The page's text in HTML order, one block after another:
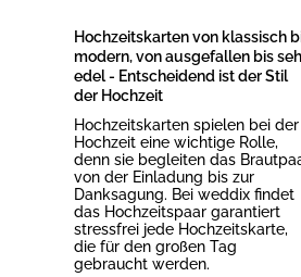
Hochzeitskarten von klassisch
modern, von ausgefallen bis
edel - Entscheidend ist der Stil
der Hochzeit
Hochzeitskarten spielen bei der
Hochzeit eine wichtige Rolle,
denn sie begleiten das
von der Einladung bis zur
Danksagung. Bei weddix findet
das Hochzeitspaar garantiert
stressfrei jede Hochzeitskarte,
die für den großen Tag
gebraucht werden.